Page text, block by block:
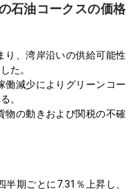
石油コークスの価格
り、湾岸沿いの供給可能性
た。
働減少によりグリーンコー
。
物の動きおよび関税の不確
期ごとに7.31％上昇し、